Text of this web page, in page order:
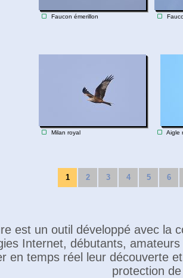
Faucon émerillon
Milan royal Aigle
1 2 3 4 5 6
est un outil développé avec la
Internet, débutants,
en temps réel leur découverte
protection